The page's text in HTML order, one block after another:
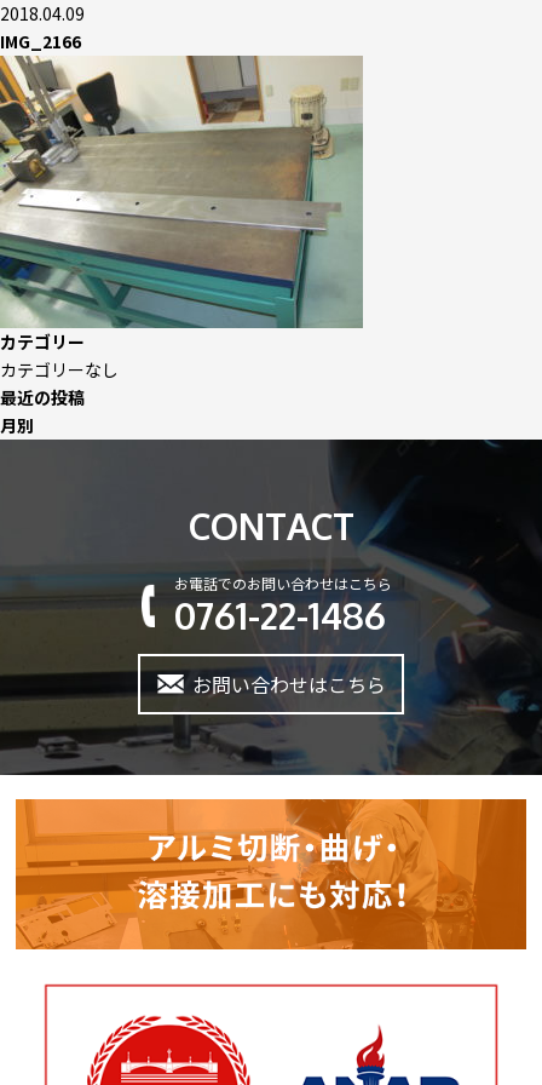
2018.04.09
IMG_2166
カテゴリー
カテゴリーなし
最近の投稿
月別
CONTACT
お電話でのお問い合わせはこちら
0761-22-1486
お問い合わせはこちら